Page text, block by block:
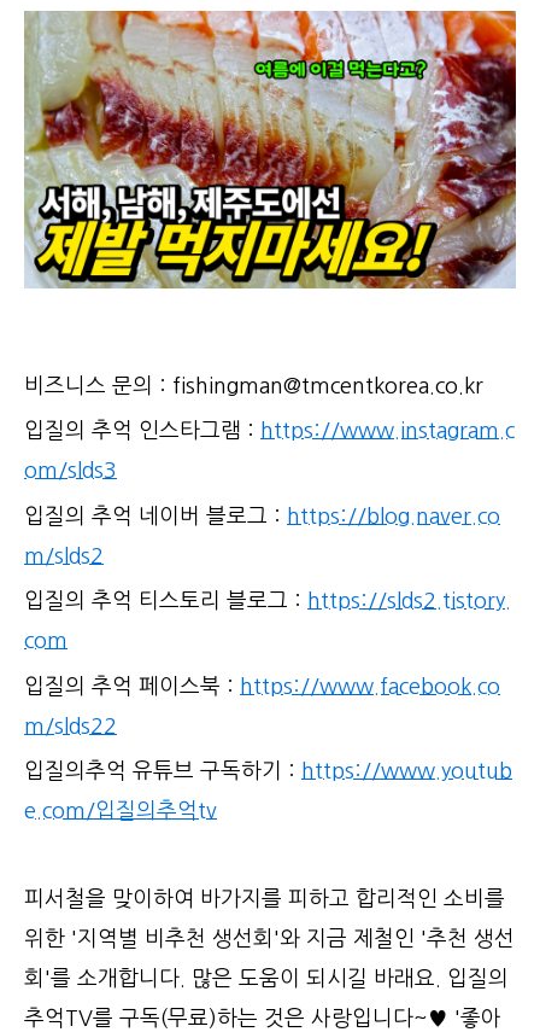
비즈니스 문의 : fishingman@tmcentkorea.co.kr
입질의 추억 인스타그램 : https://www.instagram.c
om/slds3
입질의 추억 네이버 블로그 : https://blog.naver.co
m/slds2
입질의 추억 티스토리 블로그 : https://slds2.tistory.
com
입질의 추억 페이스북 : https://www.facebook.co
m/slds22
입질의추억 유튜브 구독하기 : https://www.youtub
e.com/입질의추억tv
피서철을 맞이하여 바가지를 피하고 합리적인 소비를
위한 '지역별 비추천 생선회'와 지금 제철인 '추천 생선
회'를 소개합니다. 많은 도움이 되시길 바래요. 입질의
추억TV를 구독(무료)하는 것은 사랑입니다~♥ '좋아